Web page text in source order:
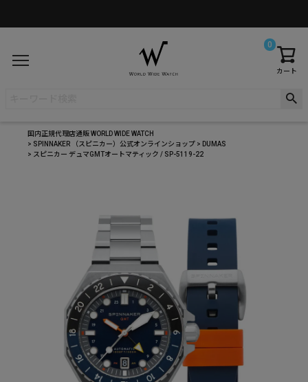
カート
0
国内正規代理店通販 WORLD WIDE WATCH
SPINNAKER （スピニカー）公式オンラインショップ
DUMAS
スピニカー デュマGMTオートマティック / SP-5119-22